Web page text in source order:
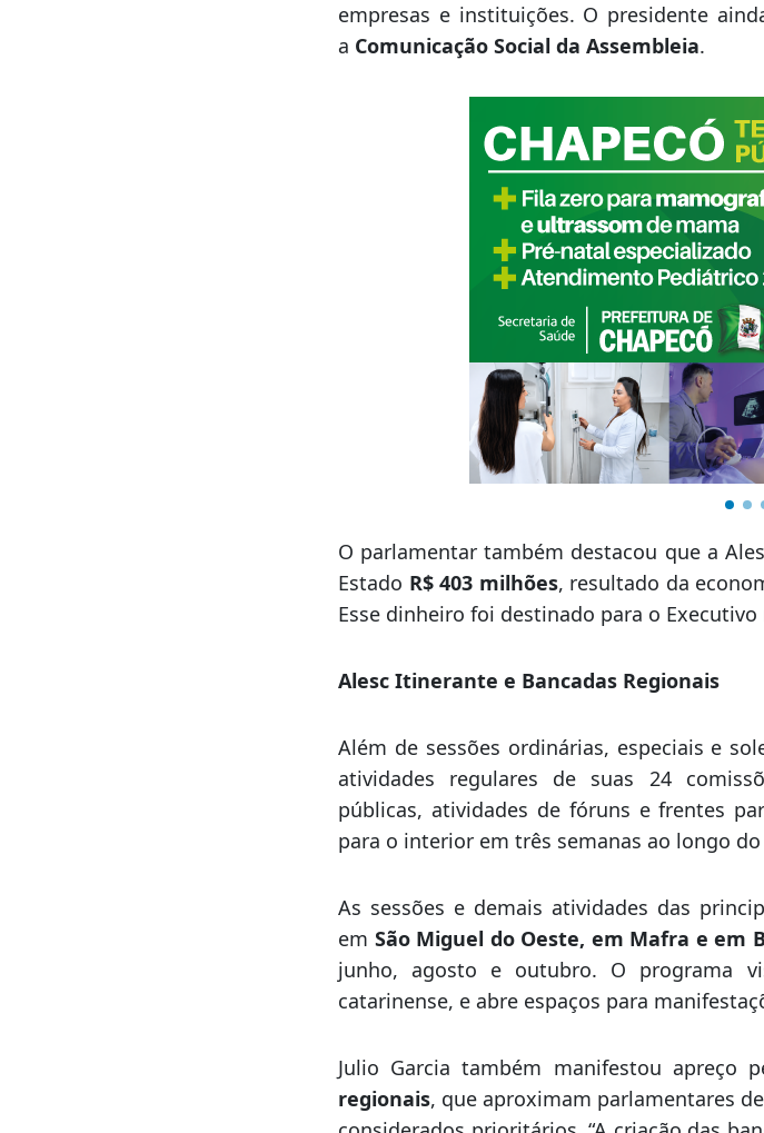
empresas e instituições. O presidente
a Comunicação Social da Assembleia.
O parlamentar também destacou que a
Esse dinheiro foi destinado para o Executivo
Alesc Itinerante e Bancadas Regionais
Além de sessões ordinárias, especiais e
atividades regulares de suas 24
públicas, atividades de fóruns e frentes
para o interior em três semanas ao longo
As sessões e demais atividades das
emSão Miguel do Oeste, em Mafra e em
junho, agosto e outubro. O programa